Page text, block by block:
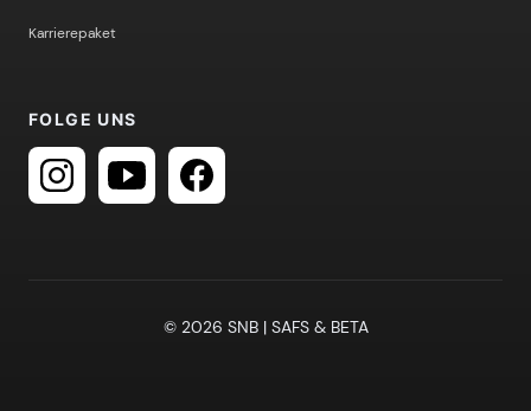
Karrierepaket
FOLGE UNS
© 2026 SNB | SAFS & BETA